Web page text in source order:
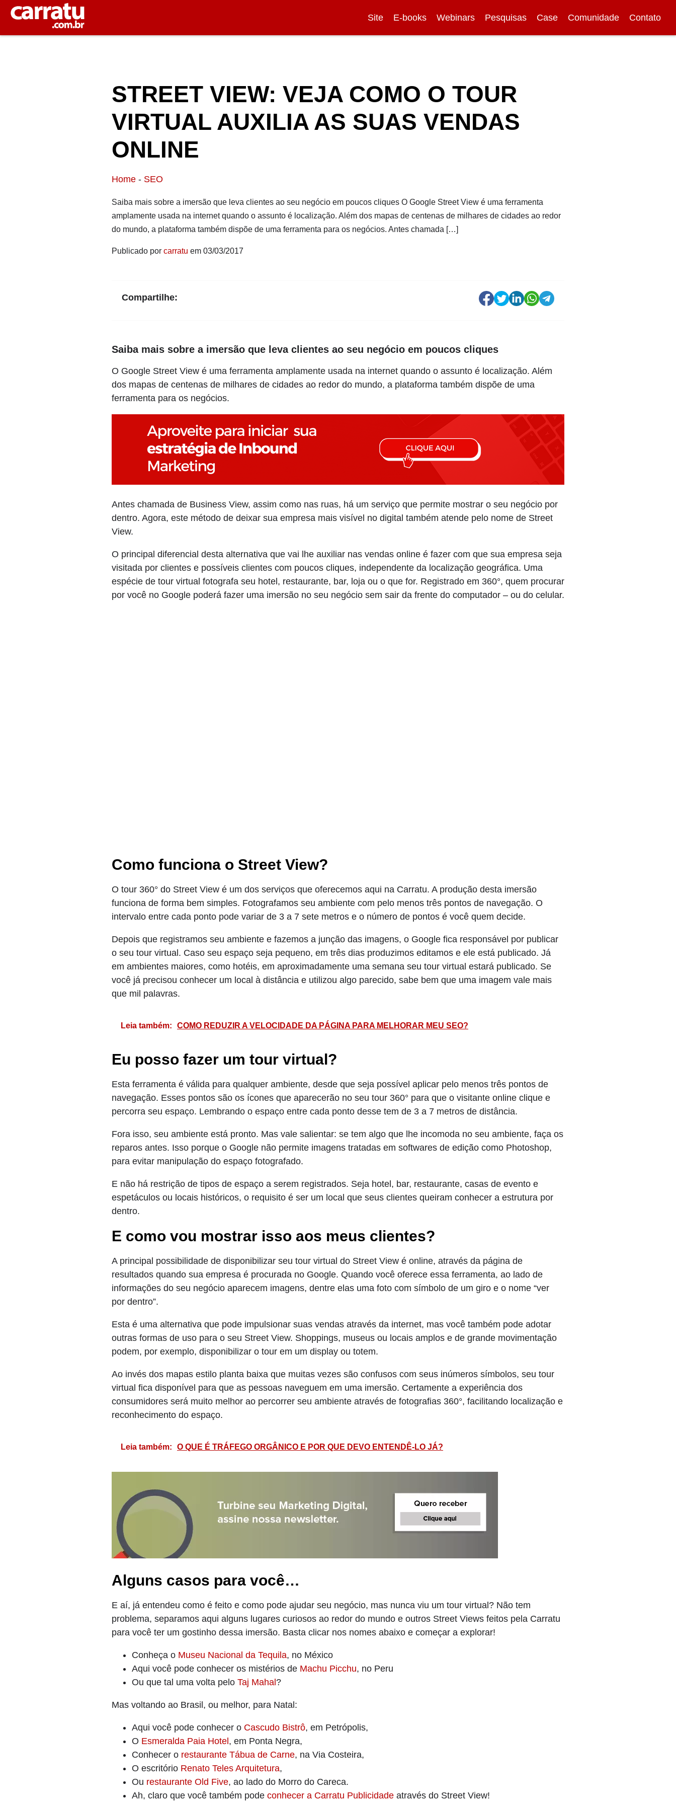
Site E-books Webinars Pesquisas Case Comunidade Contato
STREET VIEW: VEJA COMO O TOUR
VIRTUAL AUXILIA AS SUAS VENDAS
ONLINE
Home - SEO
Saiba mais sobre a imersão que leva clientes ao seu negócio em poucos cliques O Google Street View é uma ferramenta
amplamente usada na internet quando o assunto é localização. Além dos mapas de centenas de milhares de cidades ao redor
do mundo, a plataforma também dispõe de uma ferramenta para os negócios. Antes chamada […]
Publicado por carratu em 03/03/2017
Compartilhe:
Saiba mais sobre a imersão que leva clientes ao seu negócio em poucos cliques
O Google Street View é uma ferramenta amplamente usada na internet quando o assunto é localização. Além
dos mapas de centenas de milhares de cidades ao redor do mundo, a plataforma também dispõe de uma
ferramenta para os negócios.
Antes chamada de Business View, assim como nas ruas, há um serviço que permite mostrar o seu negócio por
dentro. Agora, este método de deixar sua empresa mais visível no digital também atende pelo nome de Street
View.
O principal diferencial desta alternativa que vai lhe auxiliar nas vendas online é fazer com que sua empresa seja
visitada por clientes e possíveis clientes com poucos cliques, independente da localização geográfica. Uma
espécie de tour virtual fotografa seu hotel, restaurante, bar, loja ou o que for. Registrado em 360°, quem procurar
por você no Google poderá fazer uma imersão no seu negócio sem sair da frente do computador – ou do celular.
Como funciona o Street View?
O tour 360° do Street View é um dos serviços que oferecemos aqui na Carratu. A produção desta imersão
funciona de forma bem simples. Fotografamos seu ambiente com pelo menos três pontos de navegação. O
intervalo entre cada ponto pode variar de 3 a 7 sete metros e o número de pontos é você quem decide.
Depois que registramos seu ambiente e fazemos a junção das imagens, o Google fica responsável por publicar
o seu tour virtual. Caso seu espaço seja pequeno, em três dias produzimos editamos e ele está publicado. Já
em ambientes maiores, como hotéis, em aproximadamente uma semana seu tour virtual estará publicado. Se
você já precisou conhecer um local à distância e utilizou algo parecido, sabe bem que uma imagem vale mais
que mil palavras.
Leia também: COMO REDUZIR A VELOCIDADE DA PÁGINA PARA MELHORAR MEU SEO?
Eu posso fazer um tour virtual?
Esta ferramenta é válida para qualquer ambiente, desde que seja possível aplicar pelo menos três pontos de
navegação. Esses pontos são os ícones que aparecerão no seu tour 360° para que o visitante online clique e
percorra seu espaço. Lembrando o espaço entre cada ponto desse tem de 3 a 7 metros de distância.
Fora isso, seu ambiente está pronto. Mas vale salientar: se tem algo que lhe incomoda no seu ambiente, faça os
reparos antes. Isso porque o Google não permite imagens tratadas em softwares de edição como Photoshop,
para evitar manipulação do espaço fotografado.
E não há restrição de tipos de espaço a serem registrados. Seja hotel, bar, restaurante, casas de evento e
espetáculos ou locais históricos, o requisito é ser um local que seus clientes queiram conhecer a estrutura por
dentro.
E como vou mostrar isso aos meus clientes?
A principal possibilidade de disponibilizar seu tour virtual do Street View é online, através da página de
resultados quando sua empresa é procurada no Google. Quando você oferece essa ferramenta, ao lado de
informações do seu negócio aparecem imagens, dentre elas uma foto com símbolo de um giro e o nome “ver
por dentro”.
Esta é uma alternativa que pode impulsionar suas vendas através da internet, mas você também pode adotar
outras formas de uso para o seu Street View. Shoppings, museus ou locais amplos e de grande movimentação
podem, por exemplo, disponibilizar o tour em um display ou totem.
Ao invés dos mapas estilo planta baixa que muitas vezes são confusos com seus inúmeros símbolos, seu tour
virtual fica disponível para que as pessoas naveguem em uma imersão. Certamente a experiência dos
consumidores será muito melhor ao percorrer seu ambiente através de fotografias 360°, facilitando localização e
reconhecimento do espaço.
Leia também: O QUE É TRÁFEGO ORGÂNICO E POR QUE DEVO ENTENDÊ-LO JÁ?
Alguns casos para você…
E aí, já entendeu como é feito e como pode ajudar seu negócio, mas nunca viu um tour virtual? Não tem
problema, separamos aqui alguns lugares curiosos ao redor do mundo e outros Street Views feitos pela Carratu
para você ter um gostinho dessa imersão. Basta clicar nos nomes abaixo e começar a explorar!
Conheça o Museu Nacional da Tequila, no México
Aqui você pode conhecer os mistérios de Machu Picchu, no Peru
Ou que tal uma volta pelo Taj Mahal ?
Mas voltando ao Brasil, ou melhor, para Natal:
Aqui você pode conhecer o Cascudo Bistrô, em Petrópolis,
O Esmeralda Paia Hotel , em Ponta Negra,
Conhecer o restaurante Tábua de Carne, na Via Costeira,
O escritório Renato Teles Arquitetura,
Ou restaurante Old Five, ao lado do Morro do Careca.
Ah, claro que você também pode conhecer a Carratu Publicidade através do Street View!